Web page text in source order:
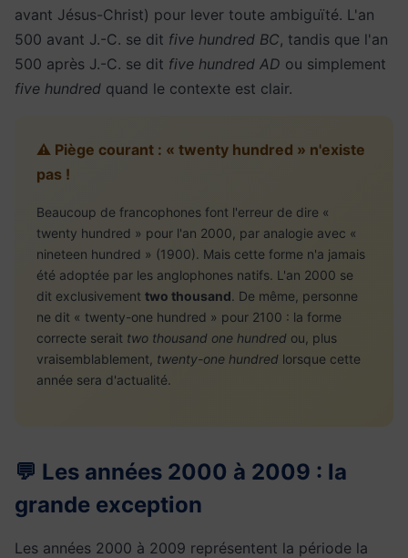
avant Jésus-Christ) pour lever toute ambiguïté. L'an
500 avant J.-C. se dit five hundred BC, tandis que l'an
500 après J.-C. se dit five hundred AD ou simplement
five hundred quand le contexte est clair.
⚠️ Piège courant : « twenty hundred » n'existe
pas !
Beaucoup de francophones font l'erreur de dire «
twenty hundred » pour l'an 2000, par analogie avec «
nineteen hundred » (1900). Mais cette forme n'a jamais
été adoptée par les anglophones natifs. L'an 2000 se
dit exclusivement two thousand. De même, personne
ne dit « twenty-one hundred » pour 2100 : la forme
correcte serait two thousand one hundred ou, plus
vraisemblablement, twenty-one hundred lorsque cette
année sera d'actualité.
💬 Les années 2000 à 2009 : la
grande exception
Les années 2000 à 2009 représentent la période la